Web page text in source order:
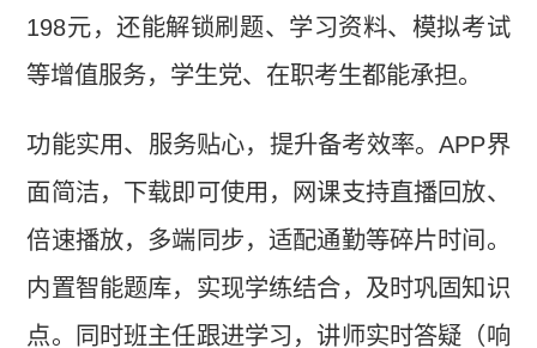
198元，还能解锁刷题、学习资料、模拟考试
等增值服务，学生党、在职考生都能承担。
功能实用、服务贴心，提升备考效率。APP界
面简洁，下载即可使用，网课支持直播回放、
倍速播放，多端同步，适配通勤等碎片时间。
内置智能题库，实现学练结合，及时巩固知识
点。同时班主任跟进学习，讲师实时答疑（响